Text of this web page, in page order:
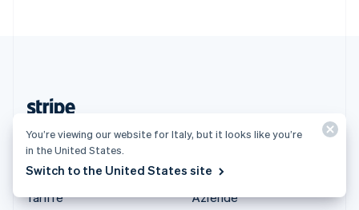
Italia (Italiano)
Prodotti e prezzi
Tariffe
Soluzioni
Aziende
You’re viewing our website for Italy, but it looks like you’re
in the United States.
Switch to the United States site